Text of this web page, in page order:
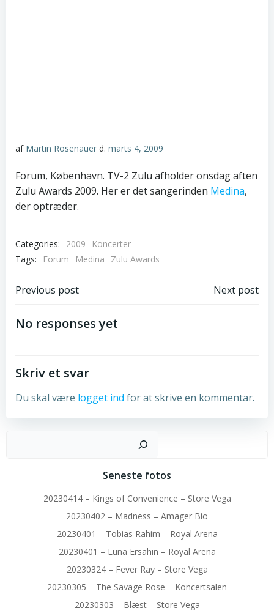
af Martin Rosenauer d. marts 4, 2009
Forum, København. TV-2 Zulu afholder onsdag aften
Zulu Awards 2009. Her er det sangerinden Medina,
der optræder.
Categories: 2009
Koncerter
Tags:
Forum Medina Zulu Awards
Post
navigation
Previous post Next post
No responses yet
Skriv et svar
Du skal være logget ind for at skrive en kommentar.
Seneste fotos
20230414 – Kings of Convenience – Store Vega
20230402 – Madness – Amager Bio
20230401 – Tobias Rahim – Royal Arena
20230401 – Luna Ersahin – Royal Arena
20230324 – Fever Ray – Store Vega
20230305 – The Savage Rose – Koncertsalen
20230303 – Blæst – Store Vega